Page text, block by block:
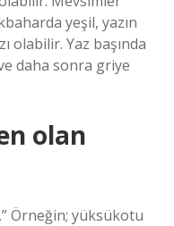
yeşil, yazın
olabilir. Yaz başında
daha sonra griye
olan
Örneğin; yüksükotu